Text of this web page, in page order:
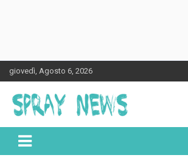
Skip
to
content
giovedì, Agosto 6, 2026
Spraynews.it